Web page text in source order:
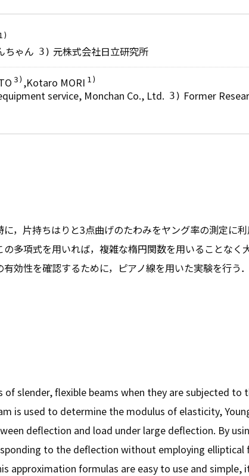
ちゃん 3) 元株式会社日立研究所
3) ,Kotaro MORI 1)
service, Monchan Co., Ltd. 3) Former
，片持ちはりと3点曲げのたわみをヤング率の測定に
多項式を用いれば，複雑な楕円関数を用いることなく
効性を確認するために，ピアノ線を用いた実験を行う
slender, flexible beams when they are subjected to
is used to determine the modulus of elasticity,
deflection and load under large deflection. By
to the deflection without employing elliptical
approximation formulas are easy to use and simple,